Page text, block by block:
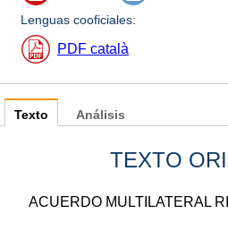
Lenguas cooficiales:
PDF català
Texto
TEXTO
ACUERDO MULTILATERAL
Análisis